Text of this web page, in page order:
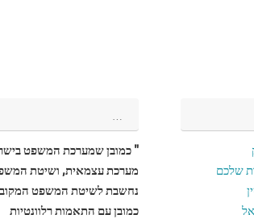
…
" כמובן שמערכת המשפט
מערכת עצמאית, ושיטת
נחשבת לשיטת המשפט
כמובן עם התאמות רלוונטיות
שלכם